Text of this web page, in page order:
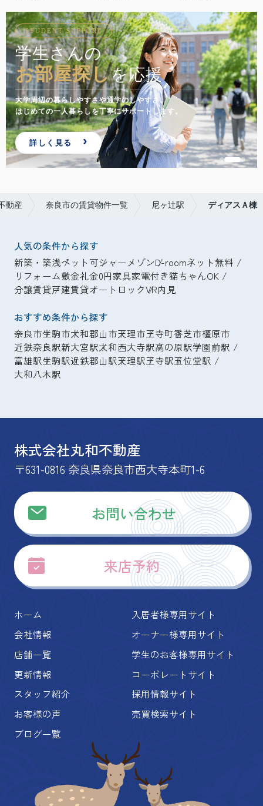
STUDENT SUPPORT
学生さんの
お部屋探しを応援
大学周辺の暮らしやすさや通学のしやすさ。
はじめての一人暮らしを丁寧にサポートします。
詳しく見る
動産 奈良市の賃貸物件一覧 尼ヶ辻駅 ディアスＡ棟
人気の条件から探す
新築・築浅ペット可シャーメゾンD-roomネット無料
リフォーム敷金礼金0円家具家電付き猫ちゃんOK
分譲賃貸戸建賃貸オートロックVR内見
おすすめ条件から探す
奈良市生駒市大和郡山市天理市王寺町香芝市橿原市
近鉄奈良駅新大宮駅大和西大寺駅高の原駅学園前駅
富雄駅生駒駅近鉄郡山駅天理駅王寺駅五位堂駅
大和八木駅
株式会社丸和不動産
〒631-0816 奈良県奈良市西大寺本町1-6
お問い合わせ
来店予約
ホーム
会社情報
店舗一覧
更新情報
スタッフ紹介
お客様の声
ブログ一覧
入居者様専用サイト
オーナー様専用サイト
学生のお客様専用サイト
コーポレートサイト
採用情報サイト
売買検索サイト